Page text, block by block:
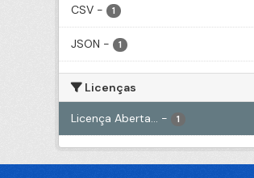
CSV - 1
JSON - 1
Licenças
Licença Aberta... - 1